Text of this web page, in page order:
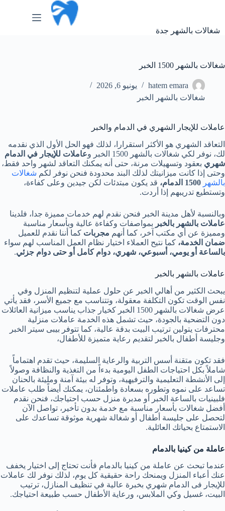
شغالات بالشهر جدة
شغالات بالشهر 1500 الخبر
hatem emara
يونيو 6, 2026
شغالات بالشهر الخبر
عاملات للإيجار الشهري في الدمام والخبر
التعاقد الشهري هو الأكثر استقرارا، لذلك فهو الحل الأول الذي نقدمه
لك، نوفر لكي شغالات بالشهر 1500 الخبر و
عاملات للإيجار في الدمام
شهري بعقود وتسهيلات مرنة، حتى أنه يمكنك التعاقد لشهر واحد فقط،
وحتى إذا كانت ميزانيتك لذلك البند محدودة فنحن نوفر لكم شغالات
بالشهر
قد يكون مبتدئات لكن جيدين وعلى كفاءة،
وتستطيع تدريبهم إذا أردت.
وبالنسبة لأهل مدينة الخبر فنحن نقدم لهم خدمات مميزة جدا، فلدينا
عاملات بالشهر بالخبر بمواصفات وكفاءة عالية وبأسعار مناسبة
ومميزة عن أي مكتب آخر، كما أنهم مجربات كما أننا نقدم للعميل
ضمان الخدمة، كما نتيح العملاء اختيار نظام العمل المناسب لهم سواء
بالساعة أو يومي، أسبوعي، شهري، دوام كامل أو حتى دوام جزئي.
عاملات بالشهر بالخبر
يبحث الكثير من أهالي الخبر عن حلول عملية لتنظيم المنزل وفي
نفس الوقت تكون التكلفة معقولة، وتتناسب مع جميع الأسر، فقد يأتي
عرض شغالات بالشهر 1500 الخبر كخيار جذاب يناسب ميزانية العائلات
دون التضحية بالجودة، حيث تشمل هذه الخدمة عاملات منزلية
محترفات يتولين ترتيب البيت بدقة عالية، كما تتوفر بيبى سيتر الخبر
وجليسة أطفال بالخبر لتقديم رعاية متميزة للأطفال،
فقد تكون متقنة أسس التربية والرعاية السليمة، حيث تقدم اهتماماً
شاملاً بكل احتياجات الطفل اليومية بدءاً من التغذية والنظافة وصولاً
إلى الأنشطة التعليمية والترفيهية، وتوفر له بيئة آمنة ومليئة بالحنان
تساعد على نموه وتطوره بسعادة واطمئنان، يمكنك أيضاً طلب عاملات
فلبينيات بالساعة الخبر أو مدبرة منزل حسب احتياجك، فنحن نقدم
أفضل شغالات بأسعار مناسبة مع خدمة بدون تأخير، تواصل الآن
لتحصل على جليسة أطفال أو شغالة شهرية موثوقة تساعدك على
الاستمتاع بحياتك العائلية.
عاملة من كينيا بالدمام
عندما تبحث عن عاملة من كينيا بالدمام فأنت تحتاج إلى اختيار يخفف
عنك أعباء المنزل ويمنحك راحة حقيقية كل يوم، لذلك نوفر لك عاملات
للإيجار فى الدمام شهري بخبرة عالية في تنظيف المنازل، ترتيب
البيت، غسيل وكي الملابس، ورعاية الأطفال حسب طبيعة احتياجك.